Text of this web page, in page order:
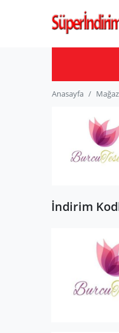
Anasayfa
İndirim